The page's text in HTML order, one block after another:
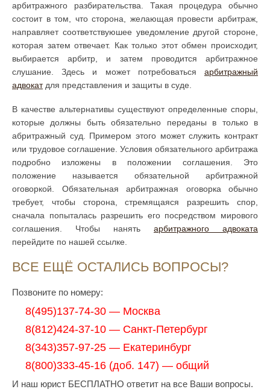
арбитражного разбирательства. Такая процедура обычно
состоит в том, что сторона, желающая провести арбитраж,
направляет соответствуюшее уведомление другой стороне,
которая затем отвечает. Как только этот обмен происходит,
выбирается арбитр, и затем проводится арбитражное
слушание. Здесь и может потребоваться арбитражный
адвокатдля представления и защиты в суде.
В качестве альтернативы существуют определенные споры,
которые должны быть обязательно переданы в только в
абритражный суд. Примером этого может служить контракт
или трудовое соглашение. Условия обязательного арбитража
подробно изложены в положении соглашения. Это
положение называется обязательной арбитражной
оговоркой. Обязательная арбитражная оговорка обычно
требует, чтобы сторона, стремящаяся разрешить спор,
сначала попыталась разрешить его посредством мирового
соглашения. Чтобы нанять арбитражного адвоката
перейдите по нашей ссылке.
ВСЕ ЕЩЁ ОСТАЛИСЬ ВОПРОСЫ?
Позвоните по номеру:
8(495)137-74-30 — Москва
8(812)424-37-10 — Санкт-Петербург
8(343)357-97-25 — Екатеринбург
8(800)333-45-16 (доб. 147) — общий
И наш юрист БЕСПЛАТНО ответит на все Ваши вопросы.